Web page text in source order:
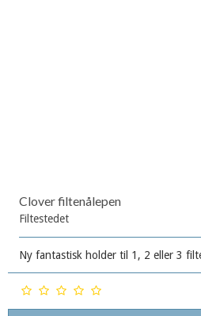
Clover filtenålepen
Filtestedet
Ny fantastisk holder til 1, 2 eller 3